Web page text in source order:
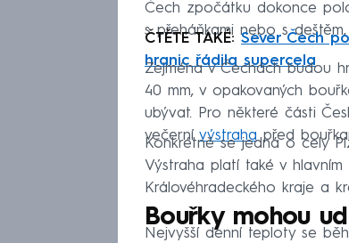
Čech zpočátku dokonce
s přeháňkami nebo s
ČTĚTE TAKÉ:Sever Čech
hranic řádila supercela
Zejména v Čechách budou
40 mm, v opakovaných
ubývat. Pro některé části
večernívýstrahapřed
Konkrétně se jedná o celý
Výstraha platí také v
Královéhradeckého kraje a
Bouřky mohou
Nejvyšší denní teploty se